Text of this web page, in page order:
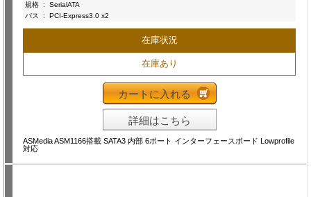
規格 :
SerialATA
バス
: PCI-Express3.0 x2
在庫状況
在庫あり
カートに入れる
詳細はこちら
ASMedia ASM1166搭載 SATA3 内部 6ポート インターフェースボード Lowprofile
対応